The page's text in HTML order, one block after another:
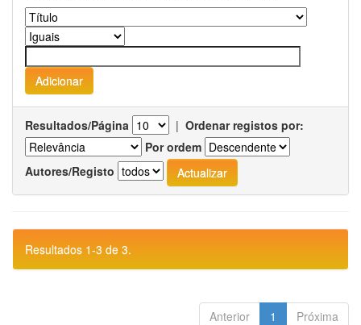
Resultados/Página | Ordenar registos por:
Por ordem
Autores/Registo
Resultados 1-3 de 3.
Anterior 1 Próxima